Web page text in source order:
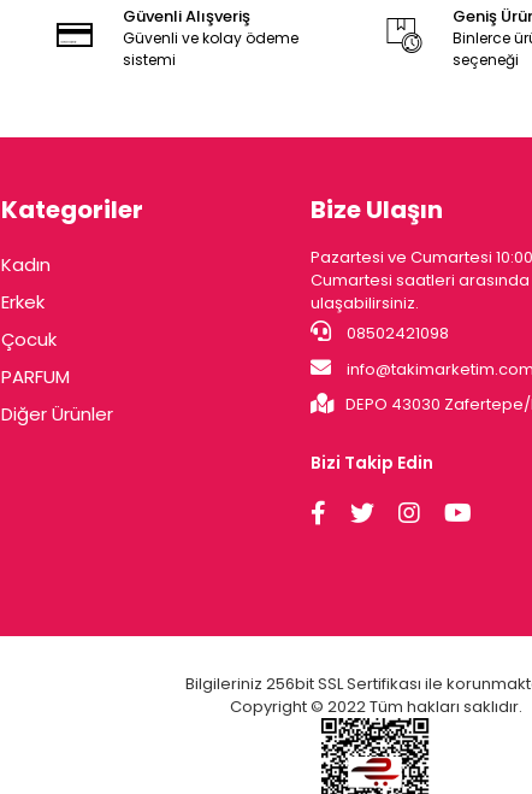
Güvenli Alışveriş
Güvenli ve kolay ödeme
sistemi
Geniş
Binlerce
seçeneği
Kategoriler
Kadın
Erkek
Çocuk
PARFUM
Diğer Ürünler
Bize Ulaşın
Pazartesi ve Cumartesi
Cumartesi saatleri arasında
ulaşabilirsiniz.
08502421098
info@takimarketim.com
DEPO 43030
Bizi Takip Edin
Bilgileriniz 256bit SSL Sertifikası ile
Copyright © 2022 Tüm hakları saklıdır.